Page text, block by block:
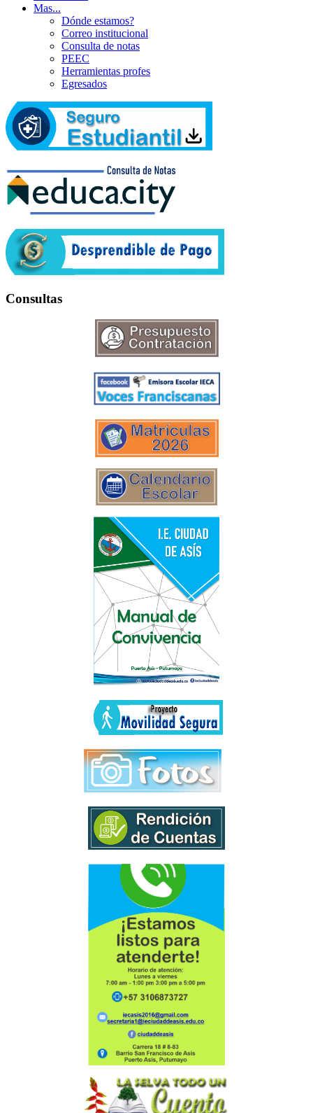
Mas...
Dónde estamos?
Correo institucional
Consulta de notas
PEEC
Herramientas profes
Egresados
Consultas